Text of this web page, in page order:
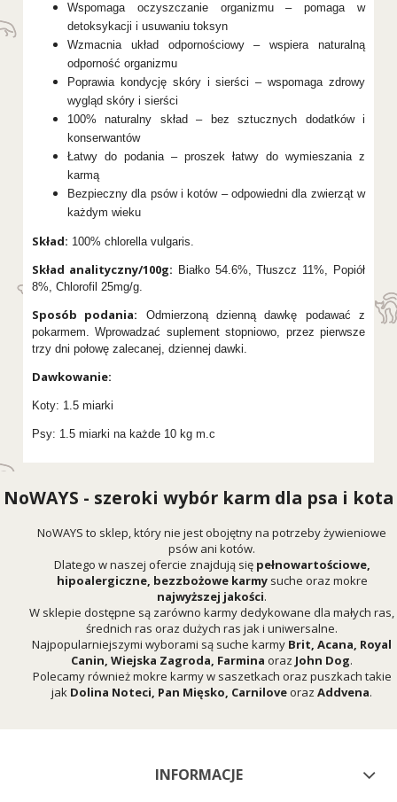
Wspomaga oczyszczanie organizmu – pomaga w
detoksykacji i usuwaniu toksyn
Wzmacnia układ odpornościowy – wspiera naturalną
odporność organizmu
Poprawia kondycję skóry i sierści – wspomaga zdrowy
wygląd skóry i sierści
100% naturalny skład – bez sztucznych dodatków i
konserwantów
Łatwy do podania – proszek łatwy do wymieszania z
karmą
Bezpieczny dla psów i kotów – odpowiedni dla zwierząt w
każdym wieku
Skład: 100% chlorella vulgaris.
Skład analityczny/100g: Białko 54.6%, Tłuszcz 11%, Popiół
8%, Chlorofil 25mg/g.
Sposób podania: Odmierzoną dzienną dawkę podawać z
pokarmem. Wprowadzać suplement stopniowo, przez pierwsze
trzy dni połowę zalecanej, dziennej dawki.
Dawkowanie:
Koty: 1.5 miarki
Psy: 1.5 miarki na każde 10 kg m.c
NoWAYS - szeroki wybór karm dla psa i kota
NoWAYS to sklep, który nie jest obojętny na potrzeby żywieniowe
psów ani kotów.
Dlatego w naszej ofercie znajdują się pełnowartościowe,
hipoalergiczne, bezzbożowe karmy suche oraz mokre
najwyższej jakości.
W sklepie dostępne są zarówno karmy dedykowane dla małych ras,
średnich ras oraz dużych ras jak i uniwersalne.
Najpopularniejszymi wyborami są suche karmy Brit Acana Royal
Canin Wiejska Zagroda Farmina oraz John Dog.
Polecamy również mokre karmy w saszetkach oraz puszkach takie
jak Dolina Noteci Pan Mięsko Carniloveoraz Addvena.
INFORMACJE